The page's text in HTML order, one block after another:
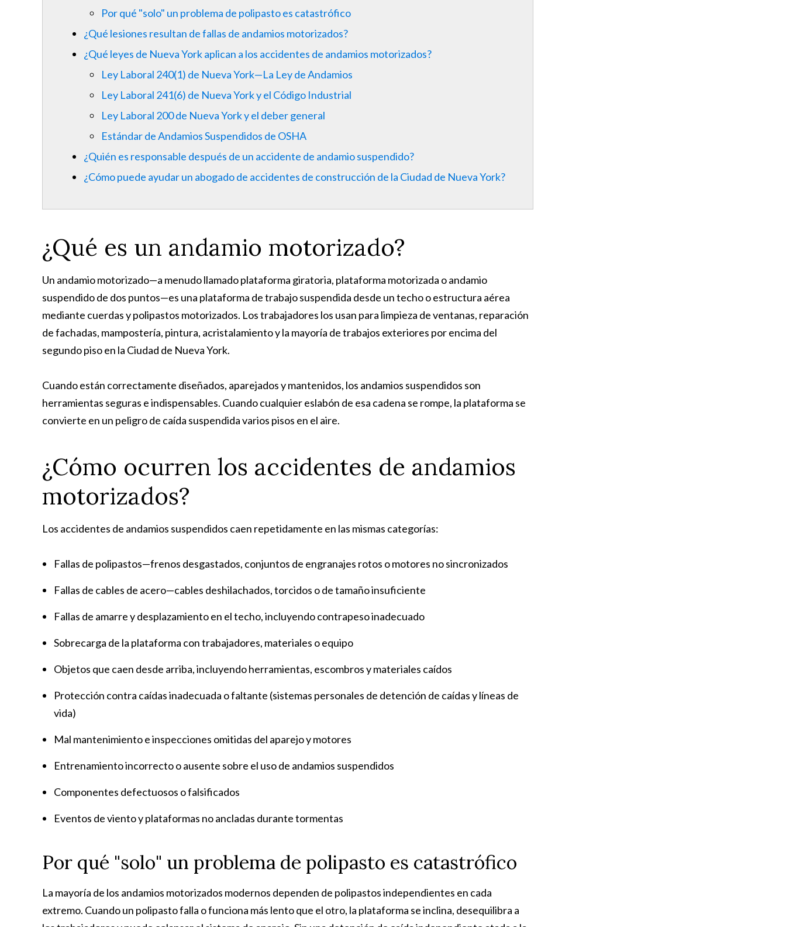
Por qué "solo" un problema de polipasto es catastrófico
¿Qué lesiones resultan de fallas de andamios motorizados?
¿Qué leyes de Nueva York aplican a los accidentes de andamios motorizados?
Ley Laboral 240(1) de Nueva York—La Ley de Andamios
Ley Laboral 241(6) de Nueva York y el Código Industrial
Ley Laboral 200 de Nueva York y el deber general
Estándar de Andamios Suspendidos de OSHA
¿Quién es responsable después de un accidente de andamio suspendido?
¿Cómo puede ayudar un abogado de accidentes de construcción de la Ciudad de Nueva York?
¿Qué es un andamio motorizado?
Un andamio motorizado—a menudo llamado plataforma giratoria, plataforma motorizada o andamio
suspendido de dos puntos—es una plataforma de trabajo suspendida desde un techo o estructura aérea
mediante cuerdas y polipastos motorizados. Los trabajadores los usan para limpieza de ventanas, reparación
de fachadas, mampostería, pintura, acristalamiento y la mayoría de trabajos exteriores por encima del
segundo piso en la Ciudad de Nueva York.
Cuando están correctamente diseñados, aparejados y mantenidos, los andamios suspendidos son
herramientas seguras e indispensables. Cuando cualquier eslabón de esa cadena se rompe, la plataforma se
convierte en un peligro de caída suspendida varios pisos en el aire.
¿Cómo ocurren los accidentes de andamios
motorizados?
Los accidentes de andamios suspendidos caen repetidamente en las mismas categorías:
Fallas de polipastos—frenos desgastados, conjuntos de engranajes rotos o motores no sincronizados
Fallas de cables de acero—cables deshilachados, torcidos o de tamaño insuficiente
Fallas de amarre y desplazamiento en el techo, incluyendo contrapeso inadecuado
Sobrecarga de la plataforma con trabajadores, materiales o equipo
Objetos que caen desde arriba, incluyendo herramientas, escombros y materiales caídos
Protección contra caídas inadecuada o faltante (sistemas personales de detención de caídas y líneas de
vida)
Mal mantenimiento e inspecciones omitidas del aparejo y motores
Entrenamiento incorrecto o ausente sobre el uso de andamios suspendidos
Componentes defectuosos o falsificados
Eventos de viento y plataformas no ancladas durante tormentas
Por qué "solo" un problema de polipasto es catastrófico
La mayoría de los andamios motorizados modernos dependen de polipastos independientes en cada
extremo. Cuando un polipasto falla o funciona más lento que el otro, la plataforma se inclina, desequilibra a